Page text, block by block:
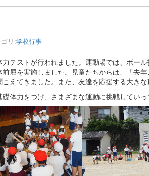
リ:学校行事
テストが行われました。運動場では、ボー
屈を実施しました。児童たちからは、「去
えてきました。また、友達を応援する大きな
体力をつけ、さまざまな運動に挑戦していっ